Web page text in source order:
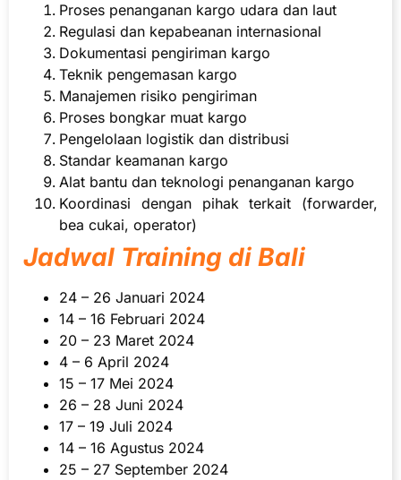
Proses penanganan kargo udara dan laut
Regulasi dan kepabeanan internasional
Dokumentasi pengiriman kargo
Teknik pengemasan kargo
Manajemen risiko pengiriman
Proses bongkar muat kargo
Pengelolaan logistik dan distribusi
Standar keamanan kargo
Alat bantu dan teknologi penanganan kargo
Koordinasi dengan pihak terkait (forwarder,
bea cukai, operator)
Jadwal Training di Bali
24 – 26 Januari 2024
14 – 16 Februari 2024
20 – 23 Maret 2024
4 – 6 April 2024
15 – 17 Mei 2024
26 – 28 Juni 2024
17 – 19 Juli 2024
14 – 16 Agustus 2024
25 – 27 September 2024